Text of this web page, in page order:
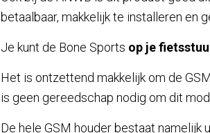
betaalbaar, makkelijk te installeren en
Je kunt de Bone Sports op je
Het is ontzettend makkelijk om de
is geen gereedschap nodig om dit
De hele GSM houder bestaat